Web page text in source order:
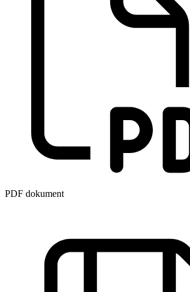
PDF dokument